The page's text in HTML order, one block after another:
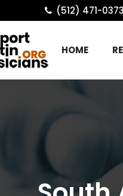
(512) 471-0373
HOME